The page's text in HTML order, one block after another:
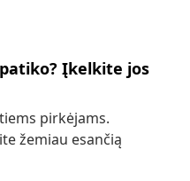
Įkelkite jos
pirkėjams.
žemiau esančią